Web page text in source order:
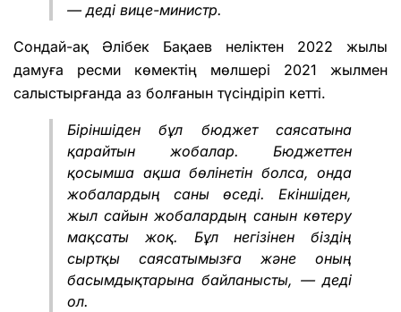
— деді вице-министр.
Сондай-ақ Әлібек Бақаев неліктен 2022 жылы
дамуға ресми көмектің мөлшері 2021 жылмен
салыстырғанда аз болғанын түсіндіріп кетті.
Біріншіден бұл бюджет саясатына
қарайтын жобалар. Бюджеттен
қосымша ақша бөлінетін болса, онда
жобалардың саны өседі. Екіншіден,
жыл сайын жобалардың санын көтеру
мақсаты жоқ. Бұл негізінен біздің
сыртқы саясатымызға және оның
басымдықтарына байланысты, — деді
ол.